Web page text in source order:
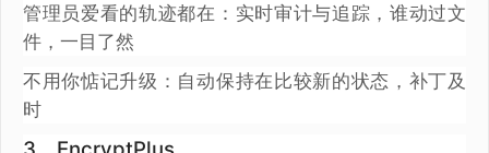
管理员爱看的轨迹都在：实时审计与追踪，谁动过文
件，一目了然
不用你惦记升级：自动保持在比较新的状态，补丁及
时